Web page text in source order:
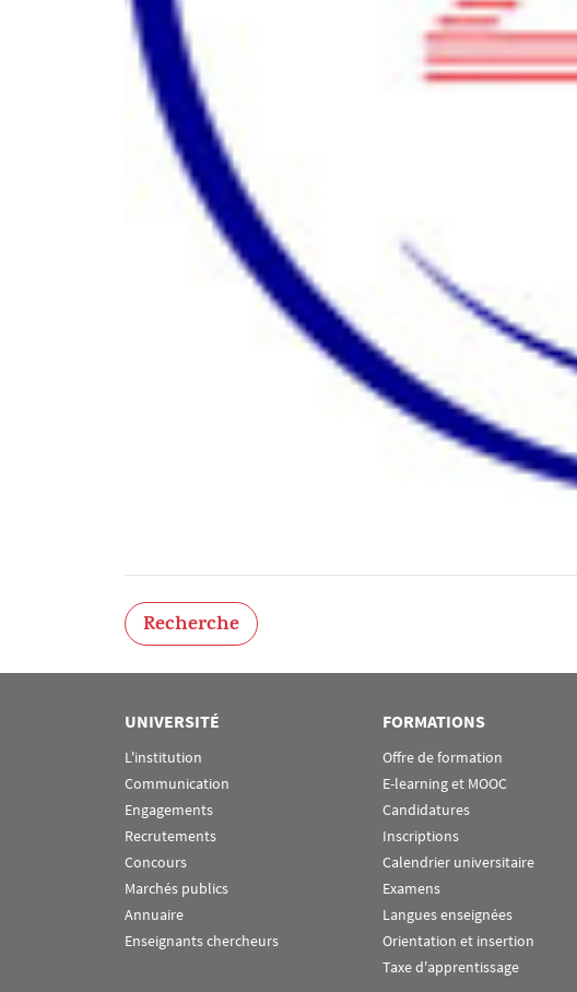
Recherche
UNIVERSITÉ
L'institution
Communication
Engagements
Recrutements
Concours
Marchés publics
Annuaire
Enseignants chercheurs
FORMATIONS
Offre de formation
E-learning et MOOC
Candidatures
Inscriptions
Calendrier universitaire
Examens
Langues enseignées
Orientation et insertion
Taxe d'apprentissage